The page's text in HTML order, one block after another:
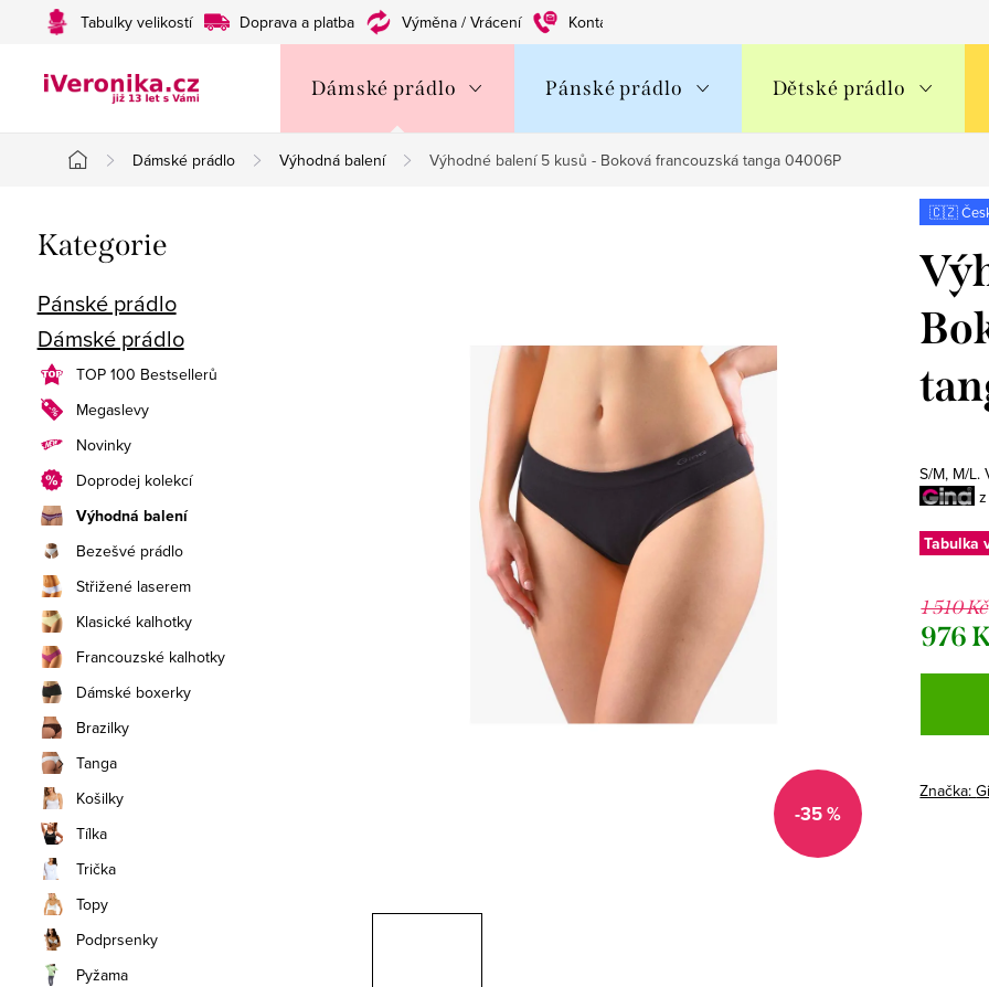
Tabulky velikostí Doprava a platba Výměna / Vrácení Kontakty
Dámské prádlo Pánské prádlo Dětské prádlo
Domů
Dámské prádlo Výhodná balení Výhodné balení 5 kusů - Boková francouzská tanga 04006P
o
s
t
r
a
n
n
í
p
a
n
e
l
Přeskočit
kategorie
Kategorie
Pánské prádlo
Dámské prádlo
TOP 100 Bestsellerů
Megaslevy
Novinky
Doprodej kolekcí
Výhodná balení
Bezešvé prádlo
Střižené laserem
Klasické kalhotky
Francouzské kalhotky
Dámské boxerky
Brazilky
Tanga
Košilky
Tílka
Trička
Topy
Podprsenky
Pyžama
-35 %
🇨🇿
S/M, M/
Tabulka
1 510 Kč
976
Měrná
Značka: